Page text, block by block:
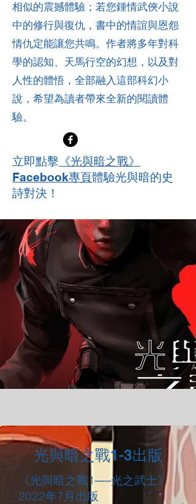
相似的震撼體驗；若您鍾情武俠小說
中的修行與復仇，書中的情誼與恩怨
情仇定能讓您共鳴。作者將多年對科
學的認知、天馬行空的幻想，以及對
人性的體悟，全部融入這部科幻小
說，希望為讀者帶來全新的閱讀體
驗。
立即點擊 《光與暗之戰》
Facebook專頁體驗光與暗的史
詩對決！
光與暗之戰1-3出版
《光與暗之戰1──光之武士》
2022年7月出版